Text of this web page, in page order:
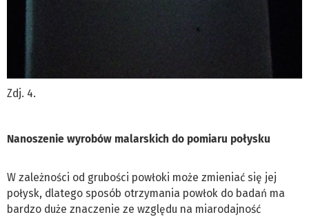
Zdj. 4.
Nanoszenie wyrobów malarskich do pomiaru połysku
W zależności od grubości powłoki może zmieniać się jej
połysk, dlatego sposób otrzymania powłok do badań ma
bardzo duże znaczenie ze względu na miarodajność